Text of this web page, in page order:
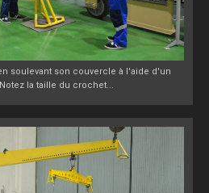
soulevant son couvercle à l'aide d'un
la taille du crochet...